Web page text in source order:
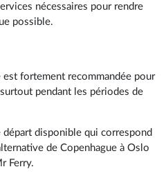
nécessaires pour rendre
possible.
fortement recommandée pour
pendant les périodes de
disponible qui correspond
de Copenhague à Oslo
Ferry.